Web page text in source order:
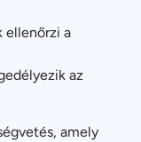
ellenőrzi a
az
amely